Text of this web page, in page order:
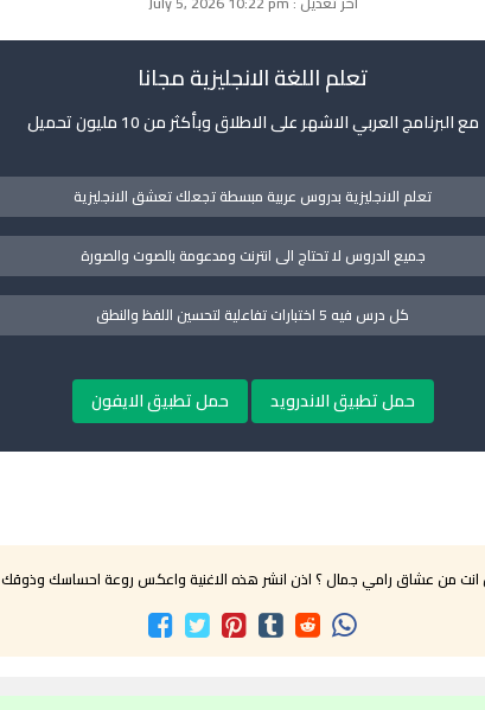
تعلم اللغة الانجليزية مجانا
مع البرنامج العربي الاشهر على الاطلاق وبأكثر من 10 مليون تحميل
تعلم الانجليزية بدروس عربية مبسطة تجعلك تعشق الانجليزية
جميع الدروس لا تحتاج الى انترنت ومدعومة بالصوت والصورة
كل درس فيه 5 اختبارات تفاعلية لتحسين اللفظ والنطق
حمل تطبيق الاندرويد حمل تطبيق الايفون
من عشاق رامي جمال ؟ اذن انشر هذه الاغنية واعكس روعة احساسك وذوقك